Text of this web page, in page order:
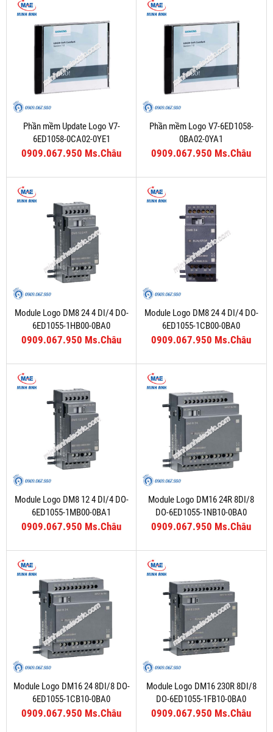
Phần mềm Update Logo V7-
6ED1058-0CA02-0YE1
0909.067.950 Ms.Châu
Phần mềm Logo V7-6ED1058-
0BA02-0YA1
0909.067.950 Ms.Châu
Module Logo DM8 24 4 DI/4 DO-
6ED1055-1HB00-0BA0
0909.067.950 Ms.Châu
Module Logo DM8 24 4 DI/4 DO-
6ED1055-1CB00-0BA0
0909.067.950 Ms.Châu
Module Logo DM8 12 4 DI/4 DO-
6ED1055-1MB00-0BA1
0909.067.950 Ms.Châu
Module Logo DM16 24R 8DI/8
DO-6ED1055-1NB10-0BA0
0909.067.950 Ms.Châu
Module Logo DM16 24 8DI/8 DO-
6ED1055-1CB10-0BA0
0909.067.950 Ms.Châu
Module Logo DM16 230R 8DI/8
DO-6ED1055-1FB10-0BA0
0909.067.950 Ms.Châu